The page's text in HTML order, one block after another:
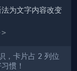
为文字内容改变
，卡片占 2 列位
惯！